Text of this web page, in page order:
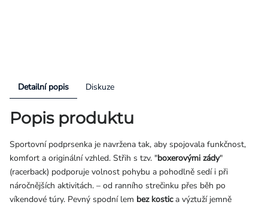
Detailní popis Diskuze
Popis produktu
Sportovní podprsenka je navržena tak, aby spojovala funkčnost,
komfort a originální vzhled. Střih s tzv. "boxerovými zády"
(racerback) podporuje volnost pohybu a pohodlně sedí i při
náročnějších aktivitách. – od ranního strečinku přes běh po
víkendové túry. Pevný spodní lem bez kostic a výztuží jemně